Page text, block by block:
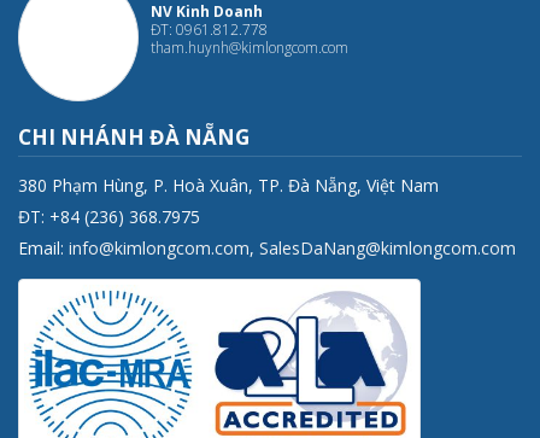
NV Kinh Doanh
ĐT: 0961.812.778
tham.huynh@kimlongcom.com
CHI NHÁNH ĐÀ NẴNG
380 Phạm Hùng, P. Hoà Xuân, TP. Đà Nẵng, Việt Nam
ĐT: +84 (236) 368.7975
Email: info@kimlongcom.com, SalesDaNang@kimlongcom.com